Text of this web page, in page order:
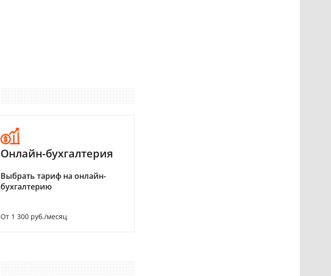
Онлайн-бухгалтерия
Выбрать тариф на онлайн-
бухгалтерию
От 1 300 руб./месяц